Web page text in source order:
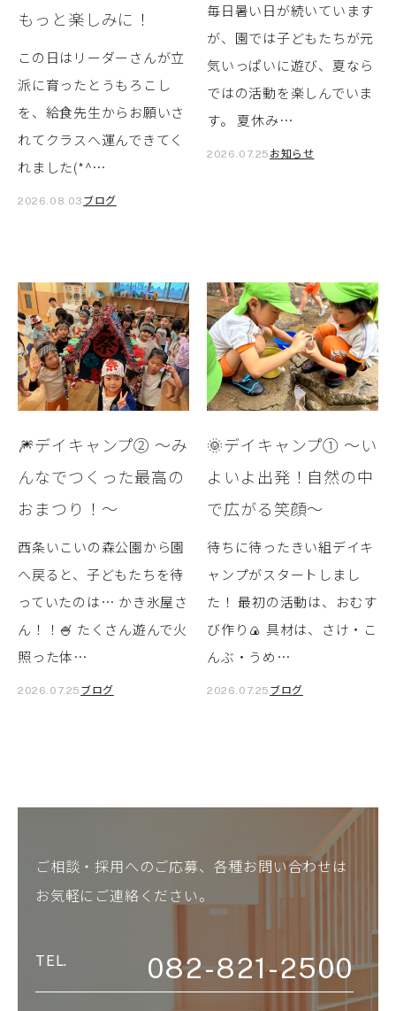
もっと楽しみに！
この日はリーダーさんが立
派に育ったとうもろこし
を、給食先生からお願いさ
れてクラスへ運んできてく
れました(*^…
2026.08.03 ブログ
毎日暑い日が続いています
が、園では子どもたちが元
気いっぱいに遊び、夏なら
ではの活動を楽しんでいま
す。 夏休み…
2026.07.25 お知らせ
🎆デイキャンプ② ～み
んなでつくった最高の
おまつり！～
西条いこいの森公園から園
へ戻ると、子どもたちを待
っていたのは… かき氷屋さ
ん！！🍧 たくさん遊んで火
照った体…
2026.07.25 ブログ
🌞デイキャンプ① ～い
よいよ出発！自然の中
で広がる笑顔～
待ちに待ったきい組デイキ
ャンプがスタートしまし
た！ 最初の活動は、おむす
び作り🍙 具材は、さけ・こ
んぶ・うめ…
2026.07.25 ブログ
ご相談・採用へのご応募、各種お問い合わせは
お気軽にご連絡ください。
082-821-2500